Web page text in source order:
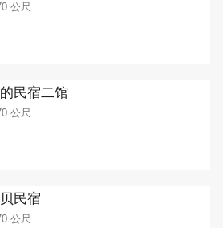
公尺
民宿二馆
公尺
民宿
公尺